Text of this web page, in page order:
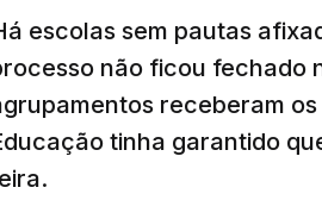
escolas sem pautas
não ficou fechado
receberam
tinha garantido